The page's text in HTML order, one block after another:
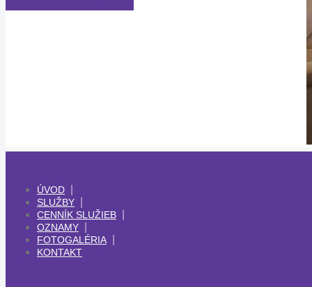
ÚVOD
SLUŽBY
CENNÍK SLUŽIEB
OZNAMY
FOTOGALÉRIA
KONTAKT